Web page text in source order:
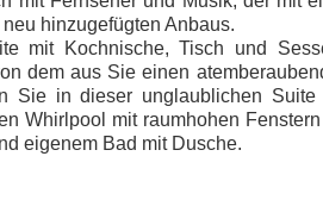
hinzugefügten Anbaus.
mit Kochnische, Tisch und
dem aus Sie einen
Sie in dieser unglaublichen Suite
Whirlpool mit raumhohen
eigenem Bad mit Dusche.